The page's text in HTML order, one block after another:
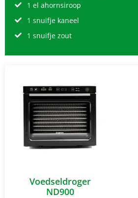
1 el ahornsiroop
1 snuifje kaneel
1 snuifje zout
Voedseldroger
ND900